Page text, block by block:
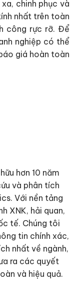
chinh phục và
nhất trên toàn
công rực rỡ. Để
nghiệp có thể
giá hoàn toàn
hơn 10 năm
và phân tích
Với nền tảng
XNK, hải quan,
tế. Chúng tôi
tin chính xác,
nhất về ngành,
ra các quyết
và hiệu quả.